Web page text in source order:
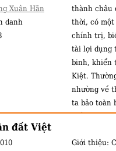
Xuân Hãn
danh
thành châu
thời, có một
chính trị,
tài lợi dụng
binh, khiển
Kiệt.
nhường về
ta bảo toàn
biết dùng
Cuối cùng
đất Việt
Giới thiệu: